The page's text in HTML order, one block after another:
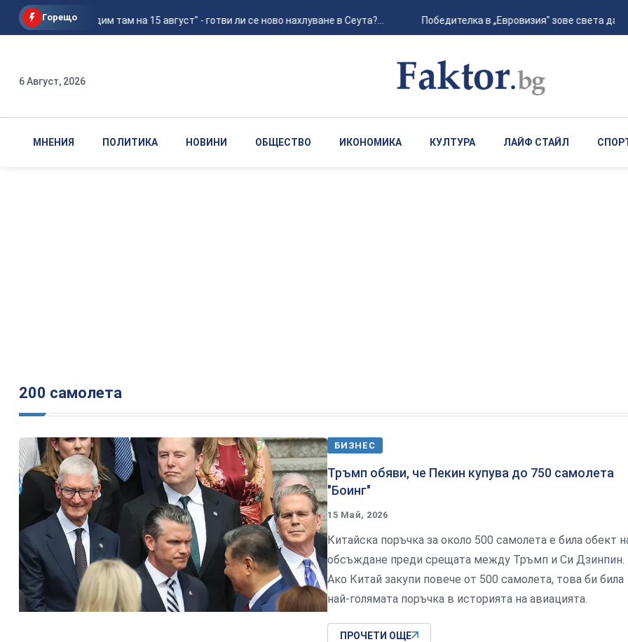
Горещо
"Ще се видим там на 15 август" - готви ли се ново нахлуване в Сеута?... Победителка в „Евровизия" зове света да
6 Август, 2026
МНЕНИЯ ПОЛИТИКА НОВИНИ ОБЩЕСТВО ИКОНОМИКА КУЛТУРА ЛАЙФ СТАЙЛ
200 самолета
БИЗНЕС
Тръмп обяви, че Пекин купува до 750 самолета
"Боинг"
15 Май, 2026
Китайска поръчка за около 500 самолета е била обект
обсъждане преди срещата между Тръмп и Си Дзинпин.
Ако Китай закупи повече от 500 самолета, това би била
най-голямата поръчка в историята на авиацията.
ПРОЧЕТИ ОЩЕ